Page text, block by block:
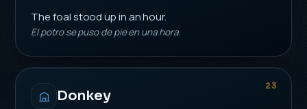
The foal stood up in an hour.
El potro se puso de pie en una hora.
23
Donkey